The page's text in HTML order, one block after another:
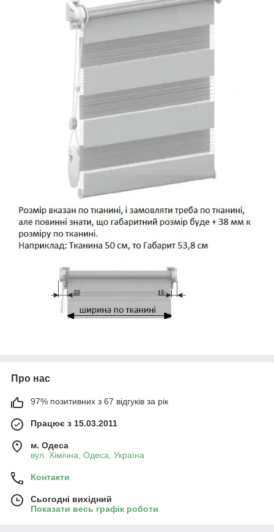
Про нас
97% позитивних з 67 відгуків за рік
Працює з 15.03.2011
м. Одеса
вул. Хiмiчна, Одеса, Україна
Контакти
Сьогодні вихідний
Показати весь графік роботи